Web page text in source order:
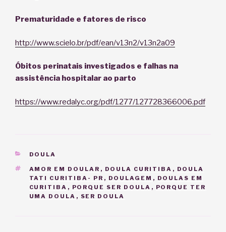
Prematuridade e fatores de risco
http://www.scielo.br/pdf/ean/v13n2/v13n2a09
Óbitos perinatais investigados e falhas na
assistência hospitalar ao parto
https://www.redalyc.org/pdf/1277/127728366006.pdf
CATEGORIAS
DOULA
TAGS
AMOR EM DOULAR , DOULA CURITIBA , DOULA
TATI CURITIBA- PR , DOULAGEM , DOULAS EM
CURITIBA , PORQUE SER DOULA , PORQUE TER
UMA DOULA , SER DOULA